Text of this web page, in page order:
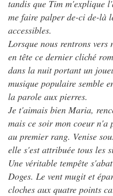
tandis que Tim m'explique
me faire palper de-ci de-là
accessibles.
Lorsque nous rentrons vers
en tête ce dernier cliché
dans la nuit portant un
musique populaire semble
la parole aux pierres.
Je t'aimais bien Maria,
mais ce soir mon coeur n'a
au premier rang. Venise
elle s'est attribuée tous les
Une véritable tempête
Doges. Le vent mugit et
cloches aux quatre points